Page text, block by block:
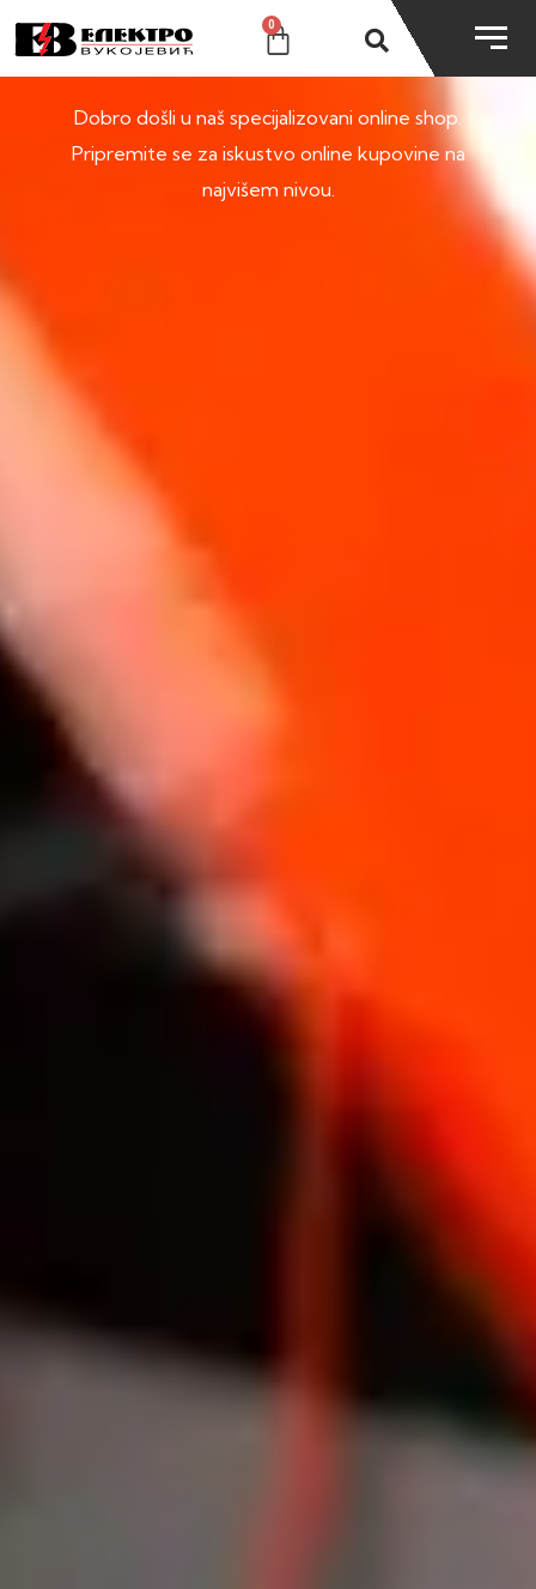
0
SHOP
Dobro došli u naš specijalizovani online shop.
Pripremite se za iskustvo online kupovine na
najvišem nivou.